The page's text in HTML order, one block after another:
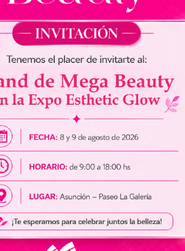
No somos responsables por envios
de dinero a nuestros vendedores.